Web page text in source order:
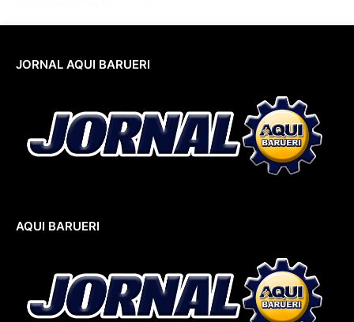
JORNAL AQUI BARUERI
AQUI BARUERI